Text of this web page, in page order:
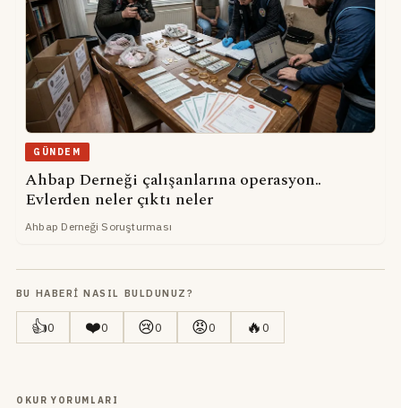
GÜNDEM
Ahbap Derneği çalışanlarına operasyon..
Evlerden neler çıktı neler
Ahbap Derneği Soruşturması
BU HABERI NASIL BULDUNUZ?
👍0 ❤️0 😢0 😡0 🔥0
OKUR YORUMLARI